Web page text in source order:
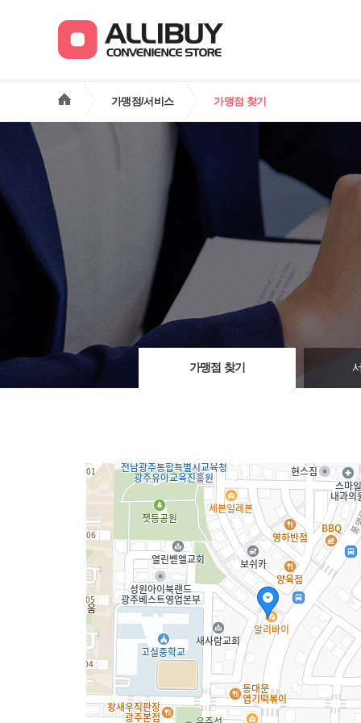
가맹점/서비스 가맹점 찾기
가맹점 찾기